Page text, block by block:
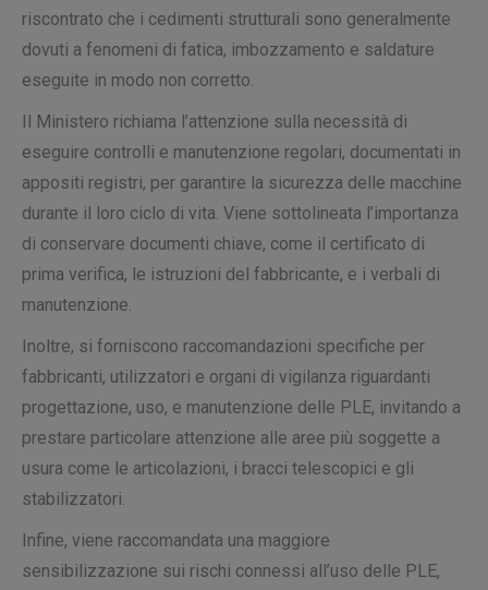
riscontrato che i cedimenti strutturali sono generalmente
dovuti a fenomeni di fatica, imbozzamento e saldature
eseguite in modo non corretto.
Il Ministero richiama l’attenzione sulla necessità di
eseguire controlli e manutenzione regolari, documentati in
appositi registri, per garantire la sicurezza delle macchine
durante il loro ciclo di vita. Viene sottolineata l’importanza
di conservare documenti chiave, come il certificato di
prima verifica, le istruzioni del fabbricante, e i verbali di
manutenzione.
Inoltre, si forniscono raccomandazioni specifiche per
fabbricanti, utilizzatori e organi di vigilanza riguardanti
progettazione, uso, e manutenzione delle PLE, invitando a
prestare particolare attenzione alle aree più soggette a
usura come le articolazioni, i bracci telescopici e gli
stabilizzatori.
Infine, viene raccomandata una maggiore
sensibilizzazione sui rischi connessi all’uso delle PLE,